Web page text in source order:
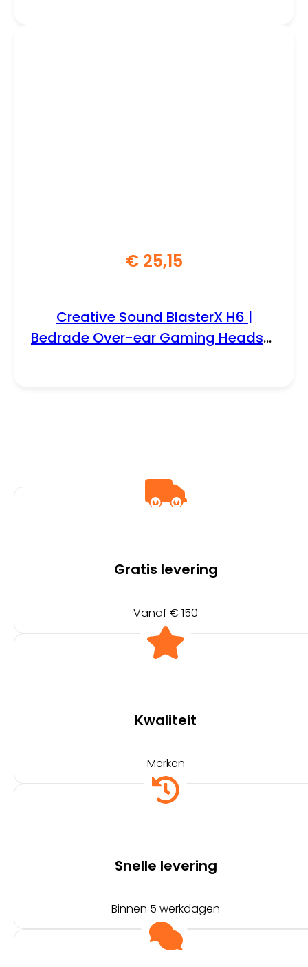
€25,15
Creative Sound BlasterX H6 |
Bedrade Over-ear Gaming Headset
Gratis levering
Vanaf € 150
Kwaliteit
Merken
Snelle levering
Binnen 5 werkdagen